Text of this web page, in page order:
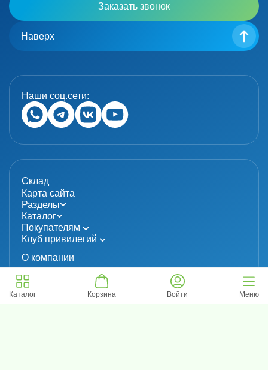
Заказать звонок
Наверх
Наши соц.сети:
Склад
Карта сайта
Разделы
Каталог
Покупателям
Клуб привилегий
О компании
© 2024 «MolecuLab». Все права защищены.
Каталог Корзина Войти Меню